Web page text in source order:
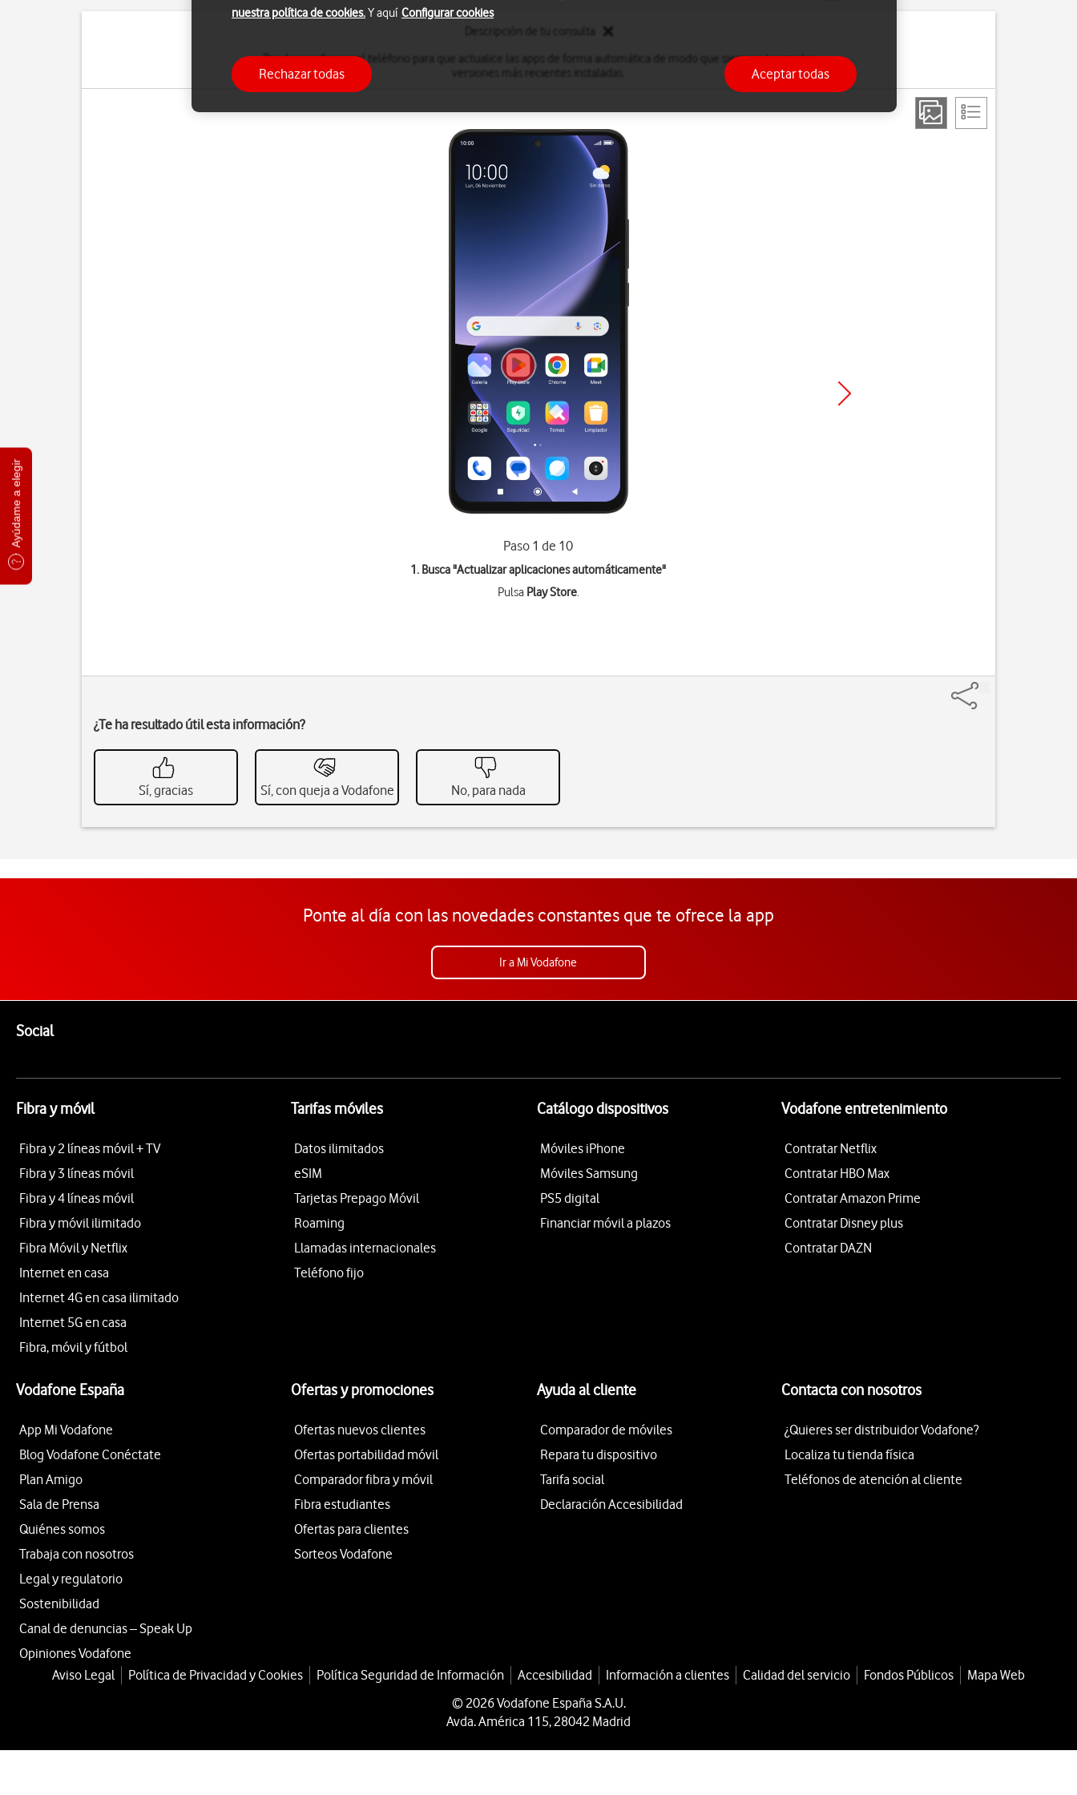
Ayúdame a elegir
Puedes configurar el teléfono para que actualice las apps de forma automática de modo que siempre tengas las
Paso 1 de 10
1. Busca "Actualizar aplicaciones automáticamente"
Pulsa Play Store.
¿Te ha resultado útil esta información?
Sí, gracias Sí, con queja a Vodafone No, para nada
Ponte al día con las novedades constantes que te ofrece la app
Ir a Mi Vodafone
SocialEnlaces a las redes sociales de Vodafone
Fibra y móvil
Fibra y 2 líneas móvil + TV
Fibra y 3 líneas móvil
Fibra y 4 líneas móvil
Fibra y móvil ilimitado
Fibra Móvil y Netflix
Internet en casa
Internet 4G en casa ilimitado
Internet 5G en casa
Fibra, móvil y fútbol
Tarifas móviles
Datos ilimitados
eSIM
Tarjetas Prepago Móvil
Roaming
Llamadas internacionales
Teléfono fijo
Catálogo dispositivos
Móviles iPhone
Móviles Samsung
PS5 digital
Financiar móvil a plazos
Vodafone entretenimiento
Contratar Netflix
Contratar HBO Max
Contratar Amazon Prime
Contratar Disney plus
Contratar DAZN
Vodafone España
App Mi Vodafone
Blog Vodafone Conéctate
Plan Amigo
Sala de Prensa
Quiénes somos
Trabaja con nosotros
Legal y regulatorio
Sostenibilidad
Canal de denuncias – Speak Up
Opiniones Vodafone
Ofertas y promociones
Ofertas nuevos clientes
Ofertas portabilidad móvil
Comparador fibra y móvil
Fibra estudiantes
Ofertas para clientes
Sorteos Vodafone
Ayuda al cliente
Comparador de móviles
Repara tu dispositivo
Tarifa social
Declaración Accesibilidad
Contacta con nosotros
¿Quieres ser distribuidor Vodafone?
Localiza tu tienda física
Teléfonos de atención al cliente
Aviso Legal Política de Privacidad y Cookies Política Seguridad de Información Accesibilidad Información a clientes Calidad del servicio Fondos Públicos
Mapa Web
© 2026 Vodafone España S.A.U.
Avda. América 115, 28042 Madrid
nuestra política de cookies.Y aquí Configurar cookies
Rechazar todas Aceptar todas